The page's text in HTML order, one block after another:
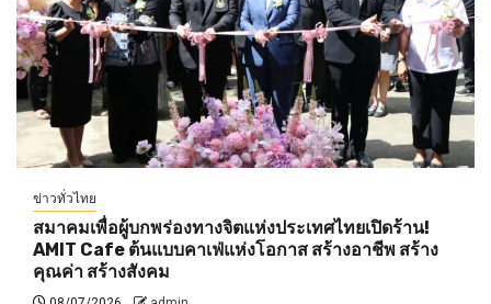
ข่าวทั่วไทย
สมาคมเพื่อผู้บกพร่องทางจิตแห่งประเทศไทยเปิดร้าน!
AMIT Cafe ต้นแบบคาเฟ่แห่งโอกาส สร้างอาชีพ สร้าง
คุณค่า สร้างสังคม